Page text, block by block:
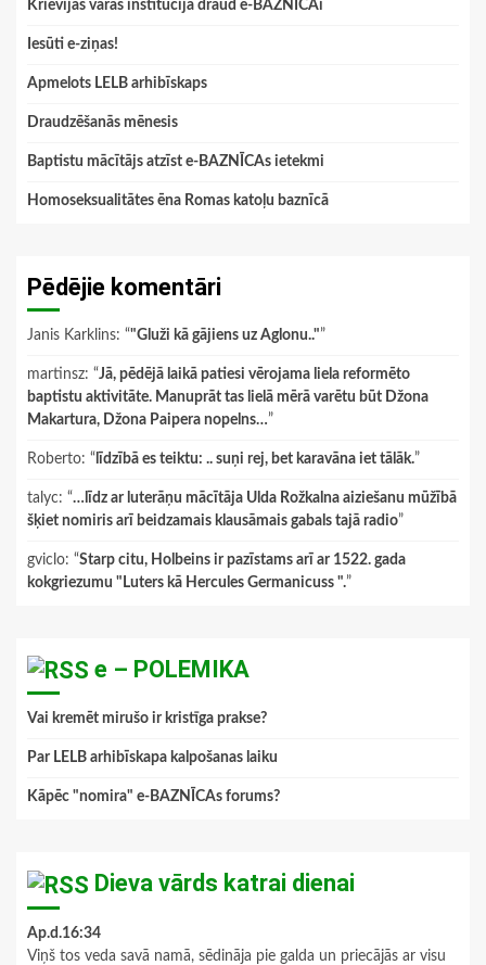
Krievijas varas institūcija draud e-BAZNĪCAi
Iesūti e-ziņas!
Apmelots LELB arhibīskaps
Draudzēšanās mēnesis
Baptistu mācītājs atzīst e-BAZNĪCAs ietekmi
Homoseksualitātes ēna Romas katoļu baznīcā
Pēdējie komentāri
Janis Karklins: “"Gluži kā gājiens uz Aglonu.."”
martinsz: “Jā, pēdējā laikā patiesi vērojama liela reformēto
baptistu aktivitāte. Manuprāt tas lielā mērā varētu būt Džona
Makartura, Džona Paipera nopelns…”
Roberto: “ līdzībā es teiktu: .. suņi rej, bet karavāna iet tālāk.”
talyc: “…līdz ar luterāņu mācītāja Ulda Rožkalna aiziešanu mūžībā
šķiet nomiris arī beidzamais klausāmais gabals tajā radio”
gviclo: “Starp citu, Holbeins ir pazīstams arī ar 1522. gada
kokgriezumu "Luters kā Hercules Germanicuss ".”
e – POLEMIKA
Vai kremēt mirušo ir kristīga prakse?
Par LELB arhibīskapa kalpošanas laiku
Kāpēc "nomira" e-BAZNĪCAs forums?
Dieva vārds katrai dienai
Ap.d.16:34
Viņš tos veda savā namā, sēdināja pie galda un priecājās ar visu